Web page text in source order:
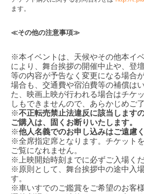
ます。
≪その他の注意事項≫
※本イベントは、天候やその他本イ
により、舞台挨拶の開催中止や、登
等の内容が予告なく変更になる場合
場合も、交通費や宿泊費等の補償は
た、映画上映が行われる場合はチケ
しもできませんので、あらかじめご
※不正転売禁止法違反に該当します
ご購入は、固くお断りいたします。
※他人名義でのお申し込みはご遠慮く
※全席指定席となります。チケット
ご覧になれません。
※上映開始時刻までに必ずご入場くだ
※原則として、舞台挨拶中の途中入
す。
※車いすでのご鑑賞をご希望のお客